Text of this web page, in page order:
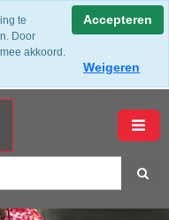
✔ Gratis verzending
14 dagen bedenktijd
te
Door
akkoord.
Accepteren
Weigeren